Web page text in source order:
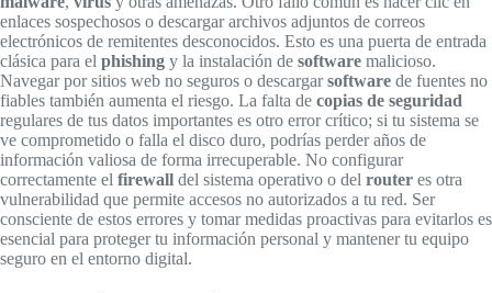
enlaces sospechosos o descargar archivos adjuntos de correos
electrónicos de remitentes desconocidos. Esto es una puerta de entrada
clásica para el phishing y la instalación de software malicioso.
Navegar por sitios web no seguros o descargarsoftware de fuentes no
fiables también aumenta el riesgo. La falta de copias de seguridad
regulares de tus datos importantes es otro error crítico; si tu sistema se
ve comprometido o falla el disco duro, podrías perder años de
información valiosa de forma irrecuperable. No configurar
correctamente el firewall del sistema operativo o del router es otra
vulnerabilidad que permite accesos no autorizados a tu red. Ser
consciente de estos errores y tomar medidas proactivas para evitarlos es
esencial para proteger tu información personal y mantener tu equipo
seguro en el entorno digital.